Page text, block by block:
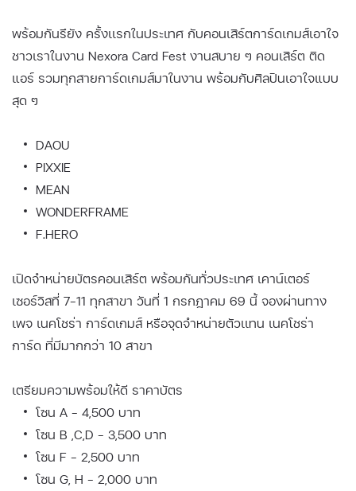
พร้อมกันรึยัง ครั้งเเรกในประเทศ กับคอนเสิร์ตการ์ดเกมส์เอาใจ
ชาวเราในงาน Nexora Card Fest งานสบาย ๆ คอนเสิร์ต ติด
แอร์ รวมทุกสายการ์ดเกมส์มาในงาน พร้อมกับศิลปินเอาใจแบบ
สุด ๆ
DAOU
PIXXIE
MEAN
WONDERFRAME
F.HERO
เปิดจำหน่ายบัตรคอนเสิร์ต พร้อมกันทั่วประเทศ เคาน์เตอร์
เซอร์วิสที่ 7-11 ทุกสาขา วันที่ 1 กรกฎาคม 69 นี้ จองผ่านทาง
เพจ เนคโชร่า การ์ดเกมส์ หรือจุดจำหน่ายตัวเเทน เนคโชร่า
การ์ด ที่มีมากกว่า 10 สาขา
เตรียมความพร้อมให้ดี ราคาบัตร
โซน A - 4,500 บาท
โซน B ,C,D - 3,500 บาท
โซน F - 2,500 บาท
โซน G, H - 2,000 บาท